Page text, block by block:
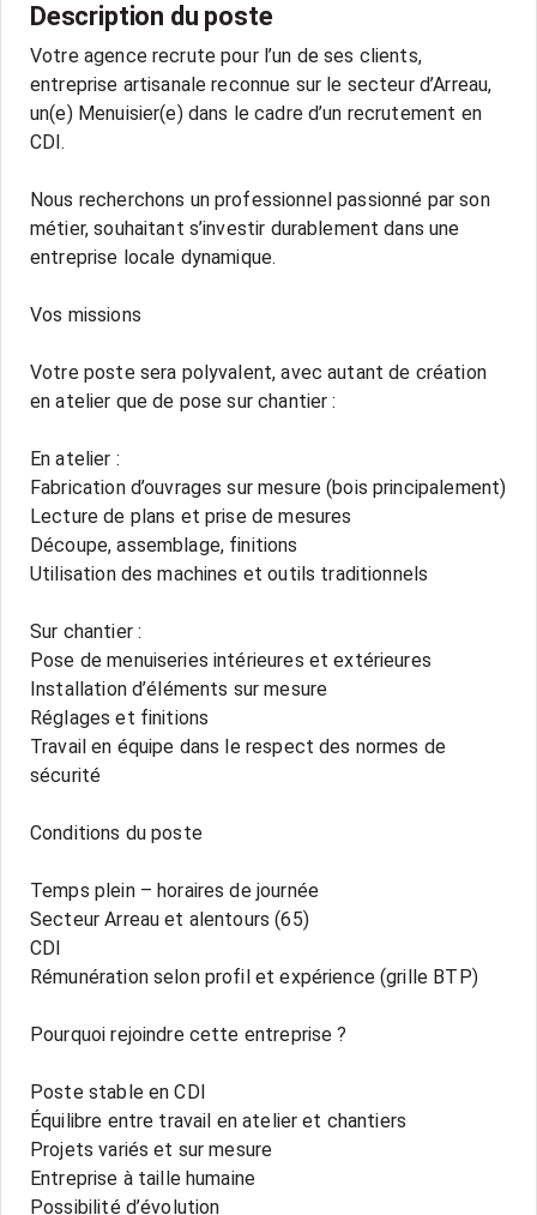
Description du poste
Votre agence recrute pour l’un de ses clients,
entreprise artisanale reconnue sur le secteur d’Arreau,
un(e) Menuisier(e) dans le cadre d’un recrutement en
CDI.
Nous recherchons un professionnel passionné par son
métier, souhaitant s’investir durablement dans une
entreprise locale dynamique.
Vos missions
Votre poste sera polyvalent, avec autant de création
en atelier que de pose sur chantier :
En atelier :
Fabrication d’ouvrages sur mesure (bois principalement)
Lecture de plans et prise de mesures
Découpe, assemblage, finitions
Utilisation des machines et outils traditionnels
Sur chantier :
Pose de menuiseries intérieures et extérieures
Installation d’éléments sur mesure
Réglages et finitions
Travail en équipe dans le respect des normes de
sécurité
Conditions du poste
Temps plein – horaires de journée
Secteur Arreau et alentours (65)
CDI
Rémunération selon profil et expérience (grille BTP)
Pourquoi rejoindre cette entreprise ?
Poste stable en CDI
Équilibre entre travail en atelier et chantiers
Projets variés et sur mesure
Entreprise à taille humaine
Possibilité d’évolution